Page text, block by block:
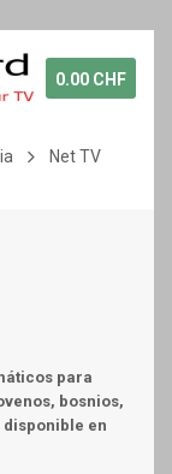
0.00 CHF
Net TV
para
bosnios,
disponible en